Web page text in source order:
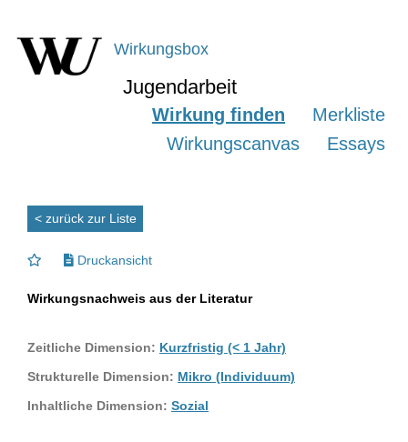
Wirkungsbox
Jugendarbeit
Wirkung finden
Merkliste
Wirkungscanvas
Essays
< zurück zur Liste
Druckansicht
Wirkungsnachweis aus der Literatur
Zeitliche Dimension: Kurzfristig (< 1 Jahr)
Strukturelle Dimension: Mikro (Individuum)
Inhaltliche Dimension: Sozial